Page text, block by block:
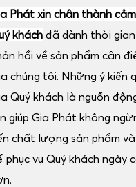
Phát xin chân thành
kháchđã dành thời
hồi về sản phẩm cân
chúng tôi. Những ý kiến
Quý khách là nguồn
giúp Gia Phát không
chất lượng sản phẩm và
phục vụ Quý khách ngày